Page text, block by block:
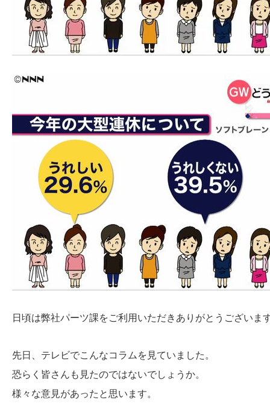
日頃は弊社パーツ課をご利用いただきありがとうございま
先日、テレビでこんなコラムを見ていました。
恐らく皆さんも見たのではないでしょうか。
様々な意見があったと思います。